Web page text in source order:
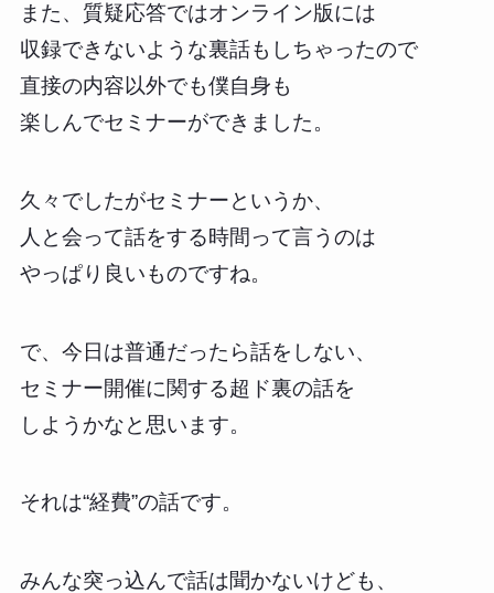
また、質疑応答ではオンライン版には
収録できないような裏話もしちゃったので
直接の内容以外でも僕自身も
楽しんでセミナーができました。
久々でしたがセミナーというか、
人と会って話をする時間って言うのは
やっぱり良いものですね。
で、今日は普通だったら話をしない、
セミナー開催に関する超ド裏の話を
しようかなと思います。
それは“経費”の話です。
みんな突っ込んで話は聞かないけども、